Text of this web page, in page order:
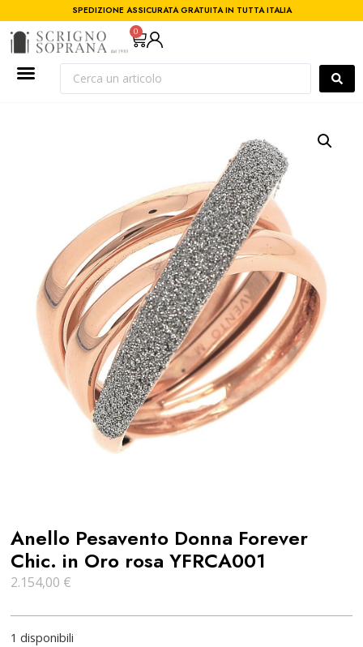
SPEDIZIONE ASSICURATA GRATUITA IN TUTTA ITALIA
0
Anello Pesavento Donna Forever
Chic. in Oro rosa YFRCA001
2.154,00 €
1 disponibili